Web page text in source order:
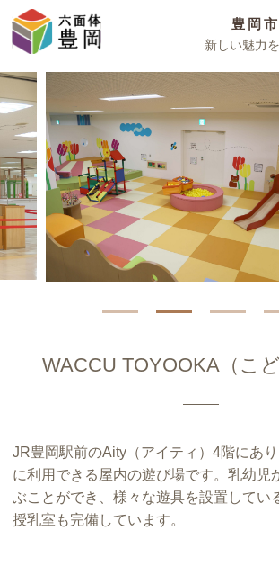
豊岡
新しい魅力
WACCU TOYOOKA（こど
JR豊岡駅前のAity（アイティ）4階にあ
に利用できる屋内の遊び場です。乳幼児
ぶことができ、様々な遊具を設置してい
授乳室も完備しています。